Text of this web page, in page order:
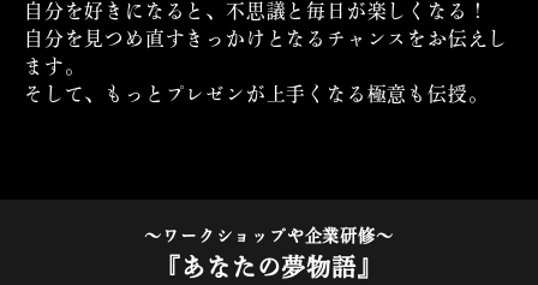
自分を好きになると、不思議と毎日が楽しくなる！
自分を見つめ直すきっかけとなるチャンスをお伝えし
ます。
そして、もっとプレゼンが上手くなる極意も伝授。
～ワークショップや企業研修～
『あなたの夢物語』